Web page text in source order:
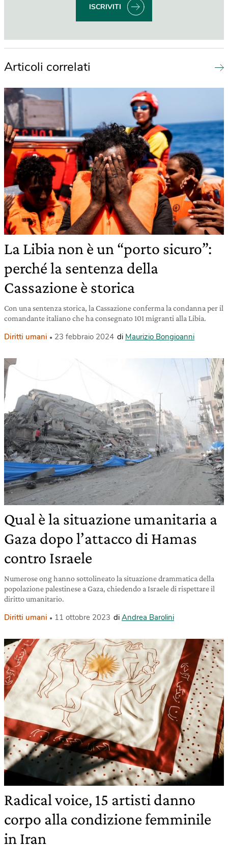
ISCRIVITI
Articoli correlati
La Libia non è un “porto sicuro”:
perché la sentenza della
Cassazione è storica
Con una sentenza storica, la Cassazione conferma la condanna per il
comandante italiano che ha consegnato 101 migranti alla Libia.
Diritti umani 23 febbraio 2024 di Maurizio Bongioanni
Qual è la situazione umanitaria a
Gaza dopo l’attacco di Hamas
contro Israele
Numerose ong hanno sottolineato la situazione drammatica della
popolazione palestinese a Gaza, chiedendo a Israele di rispettare il
diritto umanitario.
Diritti umani 11 ottobre 2023 di Andrea Barolini
Radical voice, 15 artisti danno
corpo alla condizione femminile
in Iran